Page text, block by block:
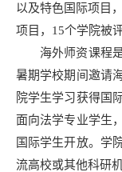
以及特色国际项目
项目，15个学院被
海外师资课程
暑期学校期间邀请
院学生学习获得国
面向法学专业学生
国际学生开放。学
流高校或其他科研